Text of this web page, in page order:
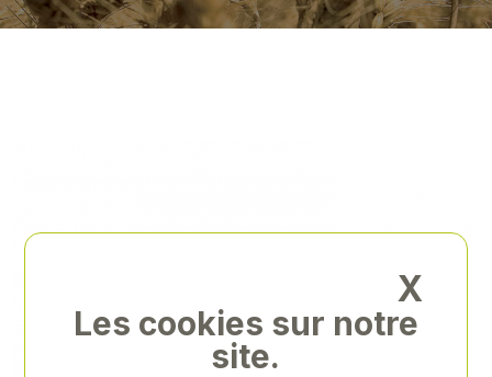
X
Les cookies sur notre
site.